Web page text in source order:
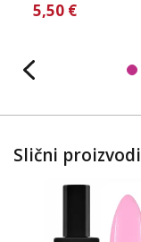
5,50 €
Slični proizvodi